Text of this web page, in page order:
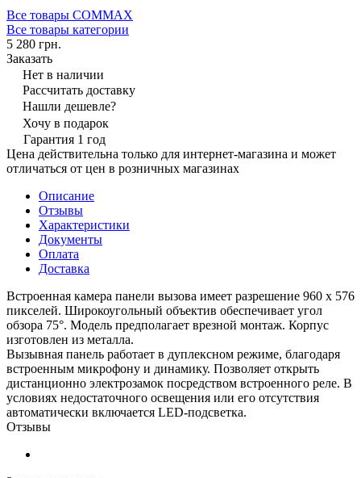
Все товары COMMAX
Все товары категории
5 280 грн.
Заказать
Нет в наличии
Рассчитать доставку
Нашли дешевле?
Хочу в подарок
Гарантия 1 год
Цена действительна только для интернет-магазина и может
отличаться от цен в розничных магазинах
Описание
Отзывы
Характеристики
Документы
Оплата
Доставка
Встроенная камера панели вызова имеет разрешение 960 х 576
пикселей. Широкоугольный объектив обеспечивает угол
обзора 75°. Модель предполагает врезной монтаж. Корпус
изготовлен из металла.
Вызывная панель работает в дуплексном режиме, благодаря
встроенным микрофону и динамику. Позволяет открыть
дистанционно электрозамок посредством встроенного реле. В
условиях недостаточного освещения или его отсутствия
автоматически включается LED-подсветка.
Отзывы